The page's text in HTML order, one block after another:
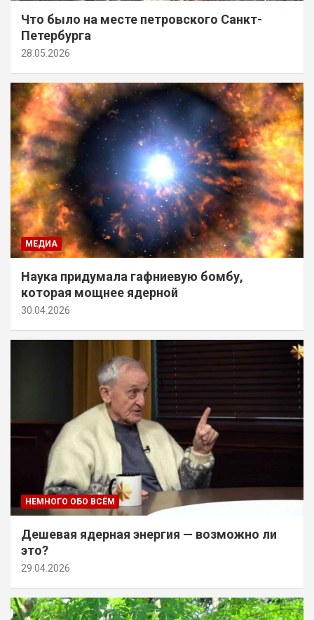
Что было на месте петровского Санкт-
Петербурга
28.05.2026
МЕДИА
Наука придумала гафниевую бомбу,
которая мощнее ядерной
30.04.2026
НЕМНОГО ОБО ВСЁМ
Дешевая ядерная энергия — возможно ли
это?
29.04.2026